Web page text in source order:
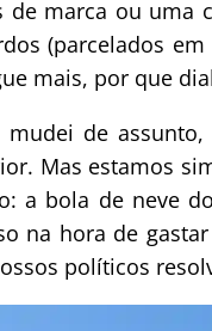
marca ou uma
(parcelados
mais, por que
de
Mas estamos
a bola de neve
na hora de
políticos